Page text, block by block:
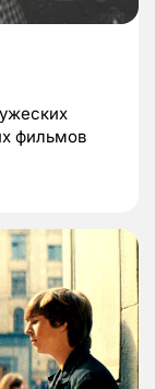
фильмов